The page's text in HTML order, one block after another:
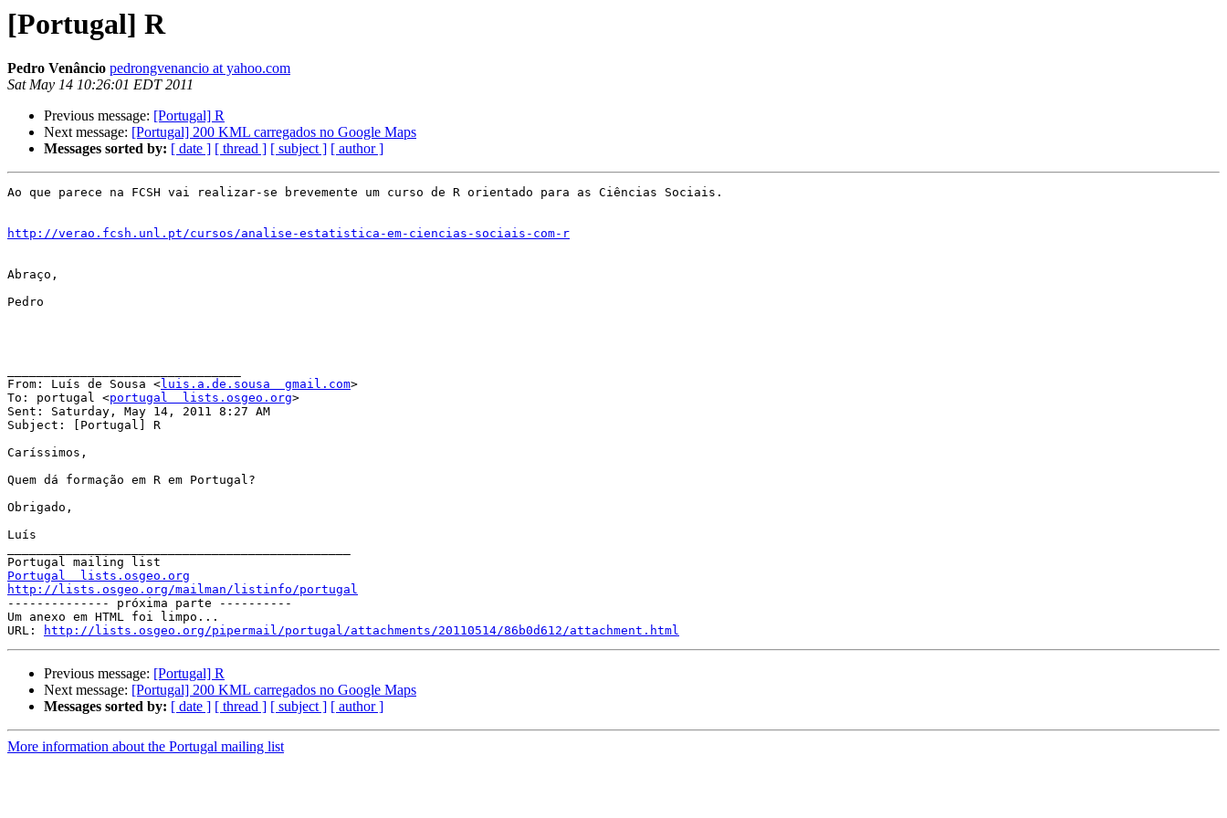
[Portugal] R
Pedro Venâncio pedrongvenancio at yahoo.com
Sat May 14 10:26:01 EDT 2011
Previous message: [Portugal] R
Next message: [Portugal] 200 KML carregados no Google Maps
Messages sorted by: [ date ] [ thread ] [ subject ] [ author ]
Ao que parece na FCSH vai realizar-se brevemente um curso de R orientado para as Ciências Sociais.
http://verao.fcsh.unl.pt/cursos/analise-estatistica-em-ciencias-sociais-com-r
Abraço,
Pedro
From: Luís de Sousa <luis.a.de.sousa  gmail.com>
To: portugal <portugal  lists.osgeo.org>
Sent: Saturday, May 14, 2011 8:27 AM
Subject: [Portugal] R
Caríssimos,
Quem dá formação em R em Portugal?
Obrigado,
Luís
Portugal  lists.osgeo.org
http://lists.osgeo.org/mailman/listinfo/portugal
-------------- próxima parte ----------
Um anexo em HTML foi limpo...
URL:
http://lists.osgeo.org/pipermail/portugal/attachments/20110514/86b0d612/attachment.html
Previous message: [Portugal] R
Next message: [Portugal] 200 KML carregados no Google Maps
Messages sorted by: [ date ] [ thread ] [ subject ] [ author ]
More information about the Portugal mailing list